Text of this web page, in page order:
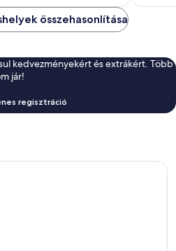
összehasonlítása
kedvezményekért és extrákért. Több
jár!
regisztráció